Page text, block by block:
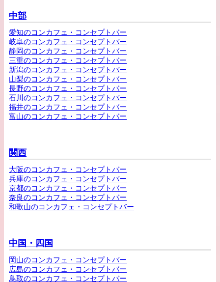
中部
愛知のコンカフェ・コンセプトバー
岐阜のコンカフェ・コンセプトバー
静岡のコンカフェ・コンセプトバー
三重のコンカフェ・コンセプトバー
新潟のコンカフェ・コンセプトバー
山梨のコンカフェ・コンセプトバー
長野のコンカフェ・コンセプトバー
石川のコンカフェ・コンセプトバー
福井のコンカフェ・コンセプトバー
富山のコンカフェ・コンセプトバー
関西
大阪のコンカフェ・コンセプトバー
兵庫のコンカフェ・コンセプトバー
京都のコンカフェ・コンセプトバー
奈良のコンカフェ・コンセプトバー
和歌山のコンカフェ・コンセプトバー
中国・四国
岡山のコンカフェ・コンセプトバー
広島のコンカフェ・コンセプトバー
鳥取のコンカフェ・コンセプトバー